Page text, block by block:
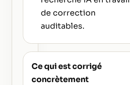
de correction
auditables.
Ce qui est corrigé
concrètement